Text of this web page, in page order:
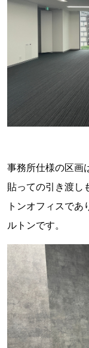
事務所仕様の区画
貼っての引き渡し
トンオフィスで
ルトンです。